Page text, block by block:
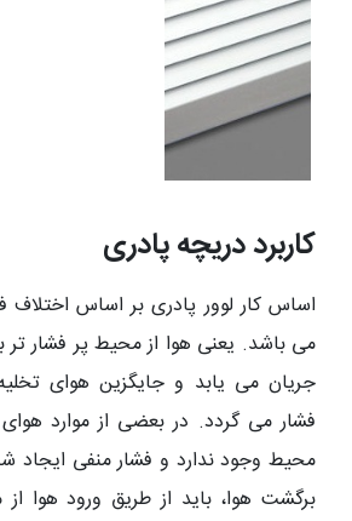
کاربرد دریچه پادری
اساس کار لوور پادری بر اساس
می باشد. یعنی هوا از محیط پر فشار
جریان می یابد و جایگزین هوای
فشار می گردد. در بعضی از موارد
محیط وجود ندارد و فشار منفی ایجاد
برگشت هوا، باید از طریق ورود هوا